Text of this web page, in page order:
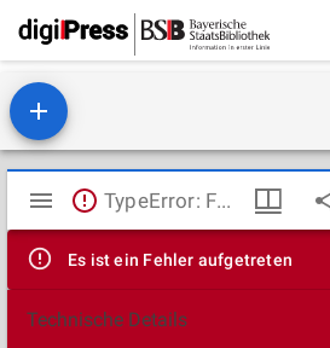
Mirador
Viewer
TypeError: Failed to fetch
Es ist ein Fehler aufgetreten
Technische Details